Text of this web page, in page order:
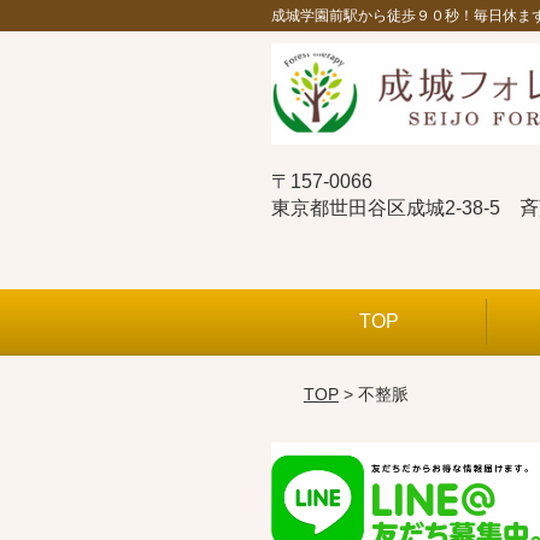
成城学園前駅から徒歩９０秒！毎日休
〒157-0066
東京都世田谷区成城2-38-5
TOP
TOP> 不整脈